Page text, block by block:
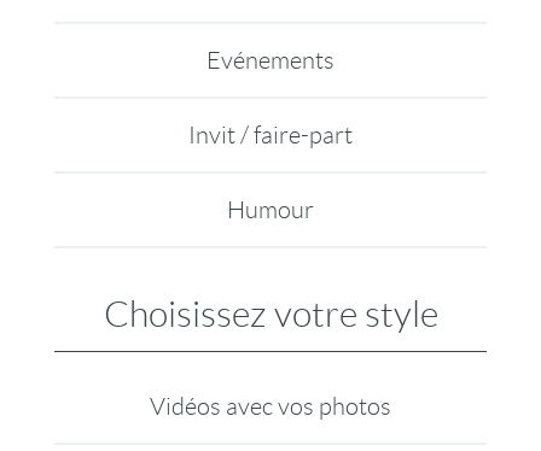
Evénements
Invit / faire-part
Humour
Choisissez votre style
Vidéos avec vos photos